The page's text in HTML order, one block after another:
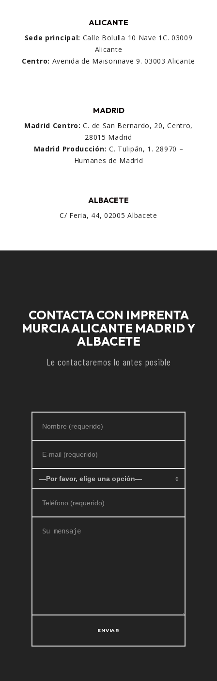
ALICANTE
Sede principal: Calle Bolulla 10 Nave 1C. 03009
Alicante
Centro: Avenida de Maisonnave 9. 03003 Alicante
MADRID
Madrid Centro: C. de San Bernardo, 20, Centro,
28015 Madrid
Madrid Producción: C. Tulipán, 1. 28970 –
Humanes de Madrid
ALBACETE
C/ Feria, 44, 02005 Albacete
CONTACTA CON IMPRENTA
MURCIA ALICANTE MADRID Y
ALBACETE
Le contactaremos lo antes posible